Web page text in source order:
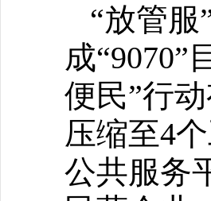
“放管
成
便民”行
压缩至4
公共服务